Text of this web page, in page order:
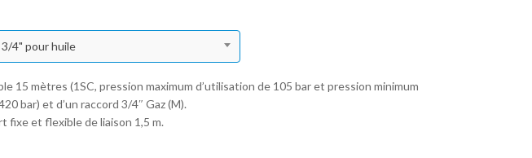
4" pour huile
15 mètres (1SC, pression maximum d’utilisation de 105 bar et pression minimum
bar) et d’un raccord 3/4″ Gaz (M).
fixe et flexible de liaison 1,5 m.